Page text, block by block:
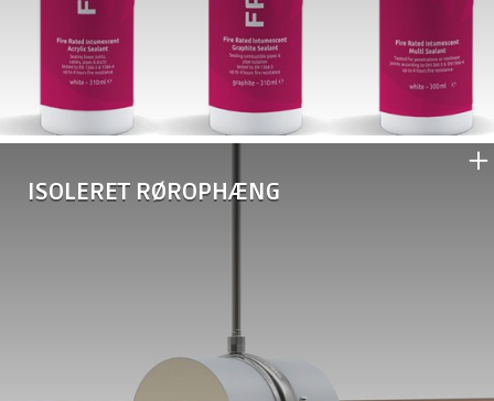
•
FIREproof rørskål
ISOLERET RØROPHÆNG
•
Rørbærer RF
Rørbærer IF